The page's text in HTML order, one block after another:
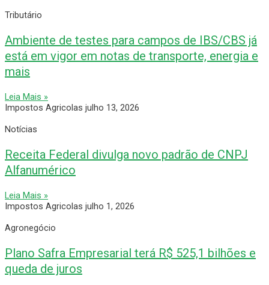
Tributário
Ambiente de testes para campos de IBS/CBS já
está em vigor em notas de transporte, energia e
mais
Leia Mais »
Impostos Agricolas julho 13, 2026
Notícias
Receita Federal divulga novo padrão de CNPJ
Alfanumérico
Leia Mais »
Impostos Agricolas julho 1, 2026
Agronegócio
Plano Safra Empresarial terá R$ 525,1 bilhões e
queda de juros